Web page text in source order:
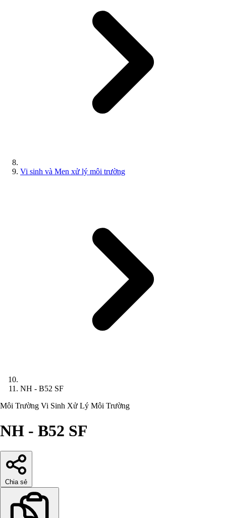
Vi sinh và Men xử lý môi trường
NH - B52 SF
Môi Trường Vi Sinh Xử Lý Môi Trường
NH - B52 SF
Chia sẻ